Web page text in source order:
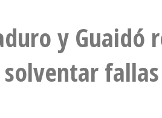
y Guaidó